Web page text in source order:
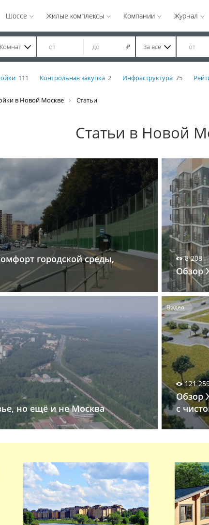
Шоссе Жилые комплексы Компании Журнал
Комнат ₽ За всё
111 Контрольная закупка 2 Инфраструктура 75
в Новой Москве Статьи
Статьи в Новой
городской среды,
8 208
Обзор
но ещё и не Москва
Видео
121
Обзор
с